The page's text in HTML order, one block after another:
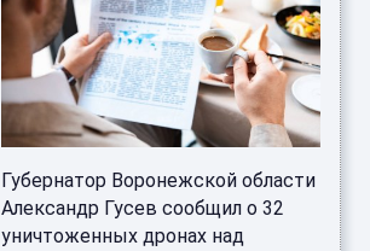
Губернатор Воронежской области
Александр Гусев сообщил о 32
уничтоженных дронах над